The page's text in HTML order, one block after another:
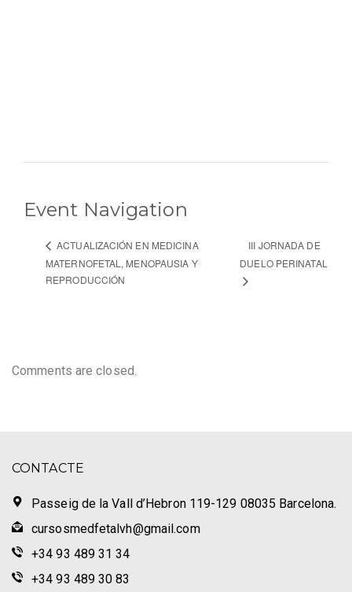
Event Navigation
ACTUALIZACIÓN EN MEDICINA
MATERNOFETAL, MENOPAUSIA Y
REPRODUCCIÓN
III JORNADA DE
DUELO PERINATAL
Comments are closed.
CONTACTE
Passeig de la Vall d’Hebron 119-129 08035 Barcelona.
cursosmedfetalvh@gmail.com
+34 93 489 31 34
+34 93 489 30 83